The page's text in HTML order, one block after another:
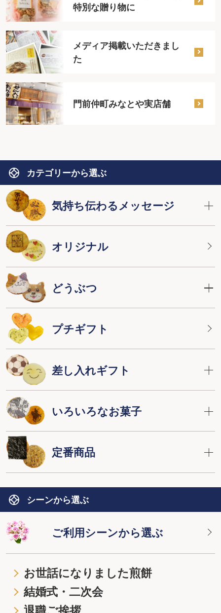
特別な贈り物に
メディア掲載いただきまし
た
門前仲町みなとや実店舗
カテゴリーから選ぶ
気持ち伝わるメッセージ
オリジナル
どうぶつ
プチギフト
差し入れギフト
いろいろなお菓子
定番商品
シーンから選ぶ
ご利用シーンから選ぶ
お世話になりました煎餅
結婚式・二次会
退職ご挨拶